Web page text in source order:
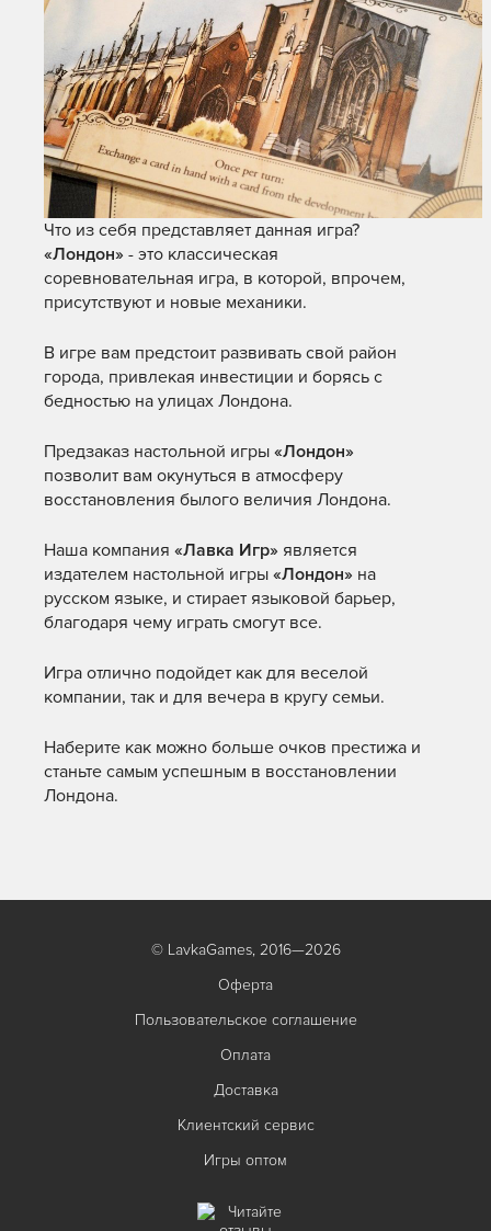
Что из себя представляет данная игра?
«Лондон» - это классическая
соревновательная игра, в которой, впрочем,
присутствуют и новые механики.
В игре вам предстоит развивать свой район
города, привлекая инвестиции и борясь с
бедностью на улицах Лондона.
Предзаказ настольной игры «Лондон»
позволит вам окунуться в атмосферу
восстановления былого величия Лондона.
Наша компания «Лавка Игр» является
издателем настольной игры «Лондон» на
русском языке, и стирает языковой барьер,
благодаря чему играть смогут все.
Игра отлично подойдет как для веселой
компании, так и для вечера в кругу семьи.
Наберите как можно больше очков престижа и
станьте самым успешным в восстановлении
Лондона.
© LavkaGames, 2016—2026
Оферта
Пользовательское соглашение
Оплата
Доставка
Клиентский сервис
Игры оптом